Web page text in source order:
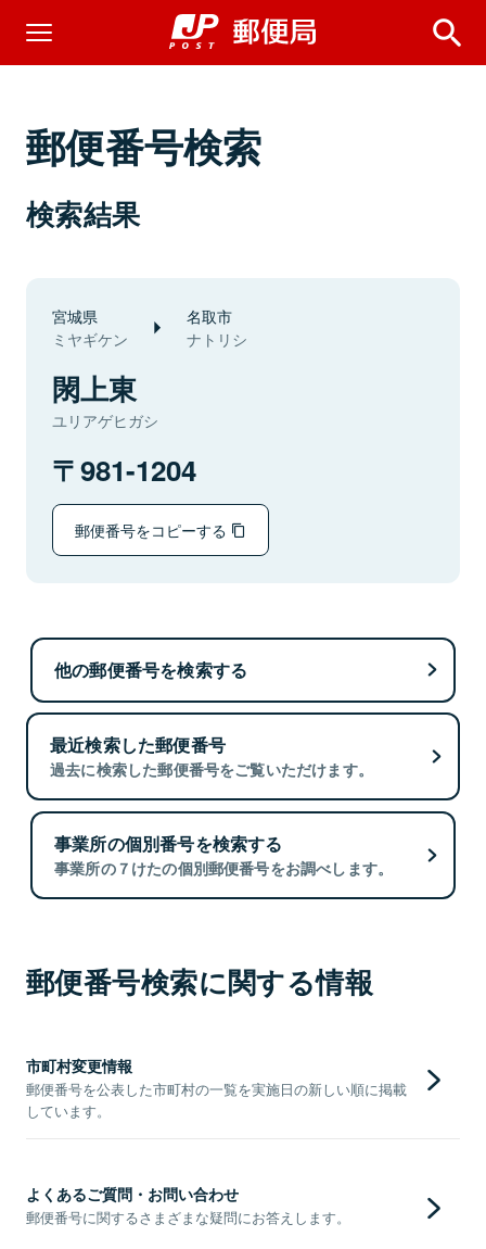
郵便番号検索
検索結果
宮城県
ミヤギケン
名取市
ナトリシ
閖上東
ユリアゲヒガシ
981-1204
郵便番号をコピーする
他の郵便番号を検索する
最近検索した郵便番号
過去に検索した郵便番号をご覧いただけます。
事業所の個別番号を検索する
事業所の７けたの個別郵便番号をお調べします。
郵便番号検索に関する情報
市町村変更情報
郵便番号を公表した市町村の一覧を実施日の新しい順に掲載
しています。
よくあるご質問・お問い合わせ
郵便番号に関するさまざまな疑問にお答えします。